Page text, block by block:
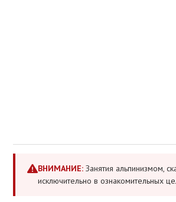
ВНИМАНИЕ: Занятия альпинизмом,
исключительно в ознакомительных